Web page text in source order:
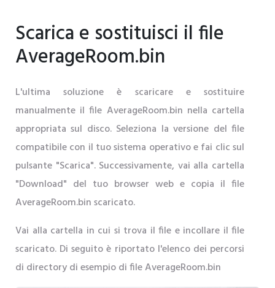
Scarica e sostituisci il file
AverageRoom.bin
L'ultima soluzione è scaricare e sostituire
manualmente il file AverageRoom.bin nella cartella
appropriata sul disco. Seleziona la versione del file
compatibile con il tuo sistema operativo e fai clic sul
pulsante "Scarica". Successivamente, vai alla cartella
"Download" del tuo browser web e copia il file
AverageRoom.bin scaricato.
Vai alla cartella in cui si trova il file e incollare il file
scaricato. Di seguito è riportato l'elenco dei percorsi
di directory di esempio di file AverageRoom.bin